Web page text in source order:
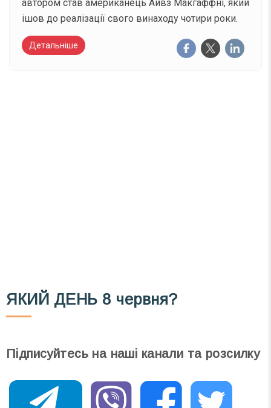
автором став американець Айвз Макгаффні, який
ішов до реалізації свого винаходу чотири роки.
Детальніше
ЯКИЙ ДЕНЬ 8 червня?
Підписуйтесь на наші канали та розсилку